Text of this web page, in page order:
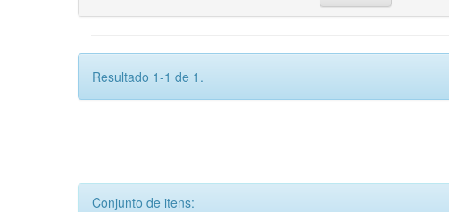
Resultado 1-1 de 1.
Conjunto de itens: